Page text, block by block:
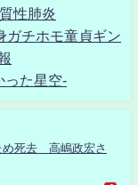
性肺炎
ガチホモ童貞ギン
った星空-
め死去 高嶋政宏さ